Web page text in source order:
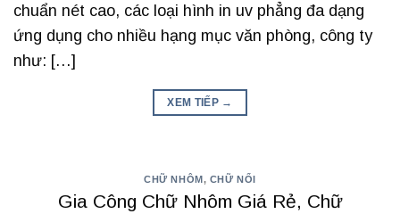
chuẩn nét cao, các loại hình in uv phẳng đa dạng
ứng dụng cho nhiều hạng mục văn phòng, công ty
như: […]
XEM TIẾP →
CHỮ NHÔM, CHỮ NỔI
Gia Công Chữ Nhôm Giá Rẻ, Chữ